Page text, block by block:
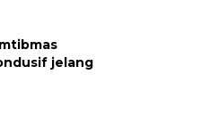
jelang